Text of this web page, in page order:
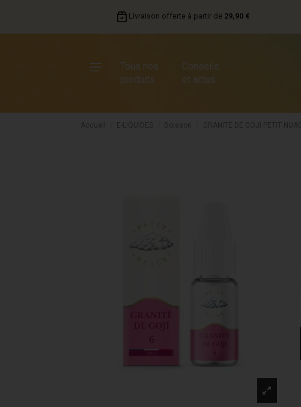
Livraison offerte à partir de 29,90 €
Tous nos
produits
Conseils
et actus